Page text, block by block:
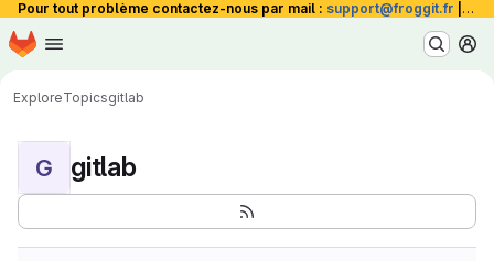
Pour tout problème contactez-nous par mail : support@froggit.fr La
Skip to main content
Homepage
ExploreTopicsgitlab
G gitlab